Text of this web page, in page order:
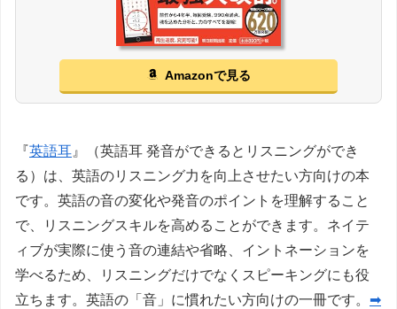
Amazonで見る
『英語耳』（英語耳 発音ができるとリスニングができ
る）は、英語のリスニング力を向上させたい方向けの本
です。英語の音の変化や発音のポイントを理解すること
で、リスニングスキルを高めることができます。ネイテ
ィブが実際に使う音の連結や省略、イントネーションを
学べるため、リスニングだけでなくスピーキングにも役
立ちます。英語の「音」に慣れたい方向けの一冊です。 ➡